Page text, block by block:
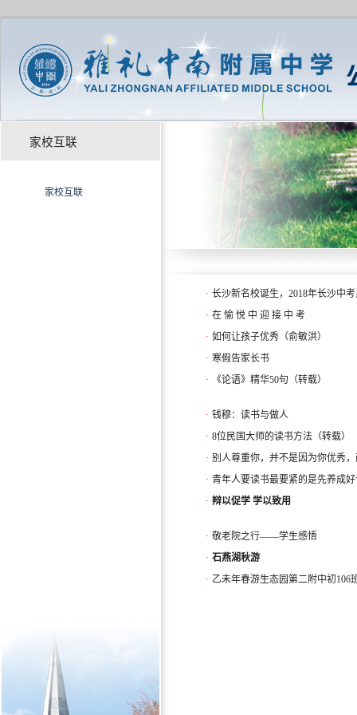
家校互联
家校互联
· 长沙新名校诞生，2018年长沙中
· 在 愉 悦 中 迎 接 中 考
· 如何让孩子优秀（俞敏洪）
· 寒假告家长书
·
《论语》精华50句（转载）
· 钱穆：读书与做人
· 8位民国大师的读书方法（转载）
· 别人尊重你，并不是因为你优秀
· 青年人要读书最要紧的是先养成
· 辩以促学 学以致用
· 敬老院之行——学生感悟
· 石燕湖秋游
· 乙未年春游生态园第二附中初106